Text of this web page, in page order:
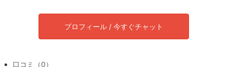
プロフィール / 今すぐチャット
口コミ（0）